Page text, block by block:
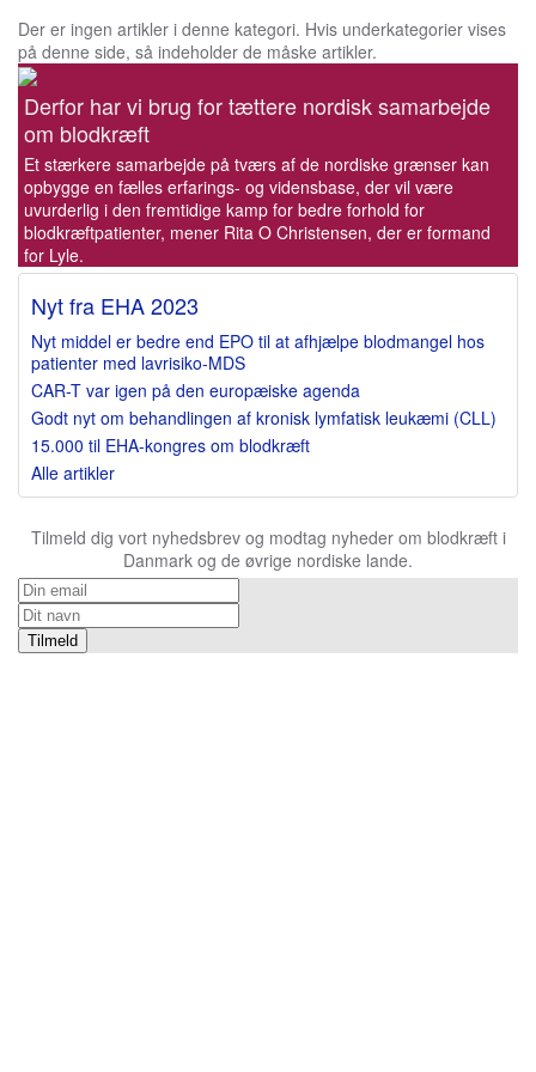
Skip to main content
Der er ingen artikler i denne kategori. Hvis underkategorier vises
på denne side, så indeholder de måske artikler.
Derfor har vi brug for tættere nordisk samarbejde
om blodkræft
Et stærkere samarbejde på tværs af de nordiske grænser kan
opbygge en fælles erfarings- og vidensbase, der vil være
uvurderlig i den fremtidige kamp for bedre forhold for
blodkræftpatienter, mener Rita O Christensen, der er formand
for Lyle.
Nyt fra EHA 2023
Nyt middel er bedre end EPO til at afhjælpe blodmangel hos
patienter med lavrisiko-MDS
CAR-T var igen på den europæiske agenda
Godt nyt om behandlingen af kronisk lymfatisk leukæmi (CLL)
15.000 til EHA-kongres om blodkræft
Alle artikler
Tilmeld dig vort nyhedsbrev og modtag nyheder om blodkræft i
Danmark og de øvrige nordiske lande.
Tilmeld